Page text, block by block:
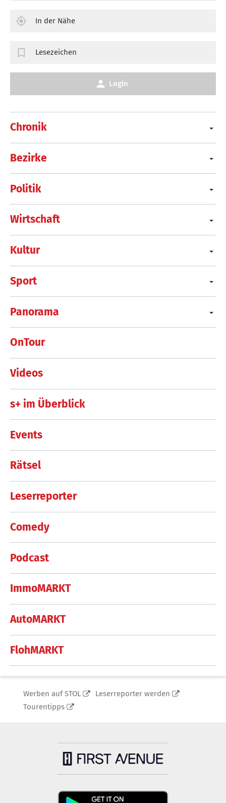
Chronik
Bezirke
Politik
Wirtschaft
Kultur
Sport
Panorama
OnTour
Videos
s+ im Überblick
Events
Rätsel
Leserreporter
Comedy
Podcast
ImmoMARKT
AutoMARKT
FlohMARKT
In der Nähe
Lesezeichen
Login
Werben auf STOL
Leserreporter werden
Tourentipps